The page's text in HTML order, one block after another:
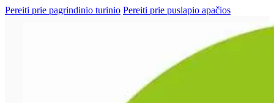
Pereiti prie pagrindinio turinio Pereiti prie puslapio apačios